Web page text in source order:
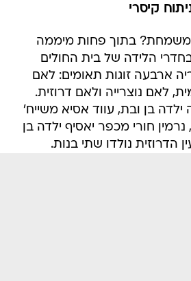
קיסרי
בתוך פחות מיממה
בחדרי הלידה של בית החולים
ארבעה זוגות תאומים: לאם
לאם נוצרייה ולאם דרוזית.
ילדה בן ובת, עווד אסיא משייח'
נרמין חורי מכפר יאסיף ילדה בן
הדרוזית נולדו שתי בנות.